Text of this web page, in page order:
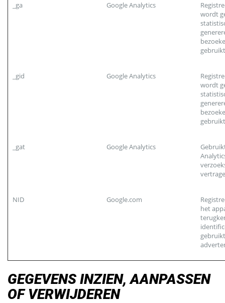
_ga Google Analytics
wordt
_gid Google Analytics
wordt
_gat Google Analytics
NID Google.com
het
GEGEVENS INZIEN, AANPASSEN
OF VERWIJDEREN